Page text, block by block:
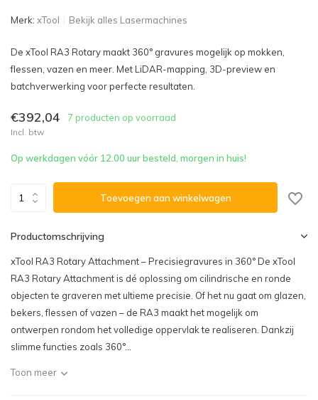
Merk: xTool Bekijk alles Lasermachines
De xTool RA3 Rotary maakt 360° gravures mogelijk op mokken,
flessen, vazen en meer. Met LiDAR-mapping, 3D-preview en
batchverwerking voor perfecte resultaten.
€392,04 7 producten op voorraad
Incl. btw
Op werkdagen vóór 12.00 uur besteld, morgen in huis!
Toevoegen aan winkelwagen
Productomschrijving
xTool RA3 Rotary Attachment – Precisiegravures in 360° De xTool
RA3 Rotary Attachment is dé oplossing om cilindrische en ronde
objecten te graveren met ultieme precisie. Of het nu gaat om glazen,
bekers, flessen of vazen – de RA3 maakt het mogelijk om
ontwerpen rondom het volledige oppervlak te realiseren. Dankzij
slimme functies zoals 360°...
Toon meer